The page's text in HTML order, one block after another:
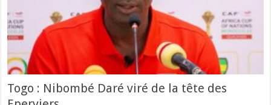
Togo : Nibombé Daré viré de la tête des